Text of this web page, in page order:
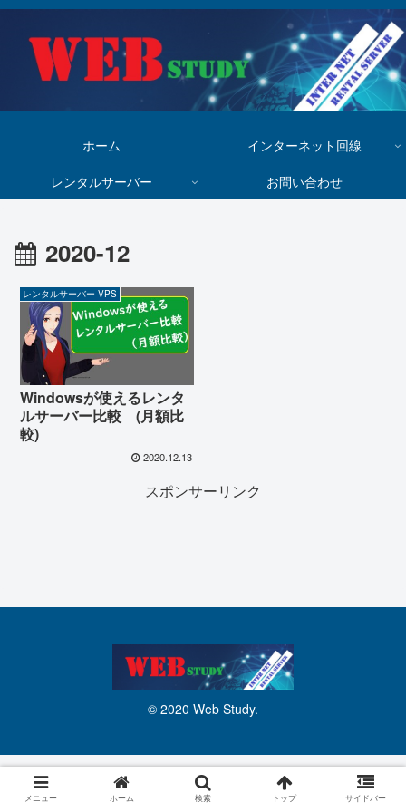
ホーム
インターネット回線
レンタルサーバー
お問い合わせ
2020-12
レンタルサーバー VPS
Windowsが使えるレンタ
ルサーバー比較 (月額比
較)
2020.12.13
スポンサーリンク
© 2020 Web Study.
メニュー ホーム 検索 トップ サイドバー